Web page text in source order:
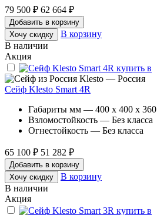
79 500 ₽ 62 664 ₽
Добавить в корзину
Хочу скидку
В корзину
В наличии
Акция
Klesto — Россия
Сейф Klesto Smart 4R
Габариты мм — 400 x 400 x 360
Взломостойкость — Без класса
Огнестойкость — Без класса
65 100 ₽ 51 282 ₽
Добавить в корзину
Хочу скидку
В корзину
В наличии
Акция